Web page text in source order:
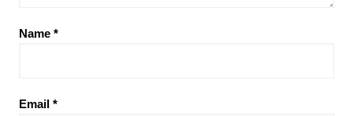
Name *
Email *